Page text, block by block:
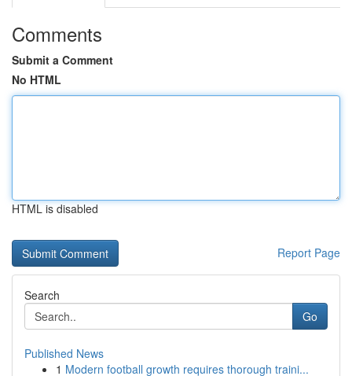
Comments
Submit a Comment
No HTML
HTML is disabled
Report Page
Search
Go
Published News
1 Modern football growth requires thorough traini...